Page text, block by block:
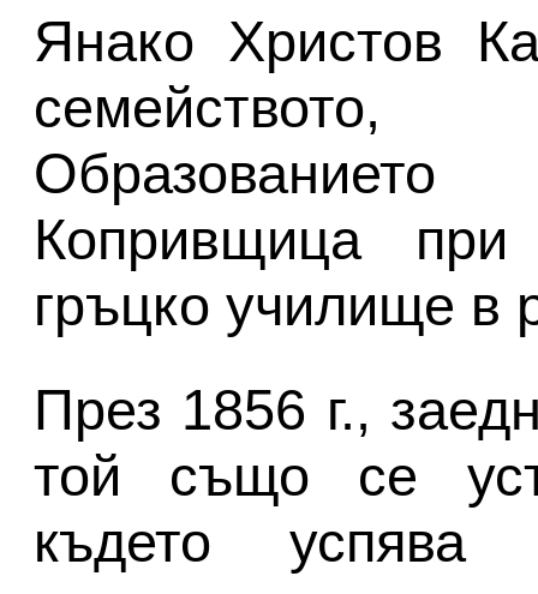
Янако Христов
Копривщица
гръцко училище в
През 1856 г.,
той също се
където